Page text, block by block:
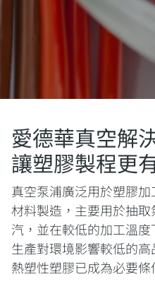
愛德華真空解
讓塑膠製程更
真空泵浦廣泛用於塑膠加
材料製造，主要用於抽取
汽，並在較低的加工溫度
生產對環境影響較低的高
熱塑性塑膠已成為必要條